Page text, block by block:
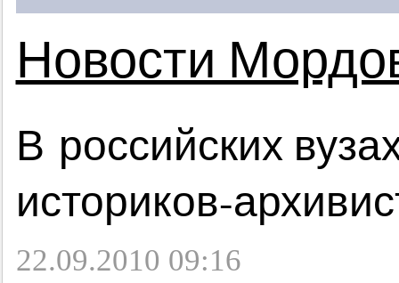
Новости
В российских
историков-
22.09.2010 09:16